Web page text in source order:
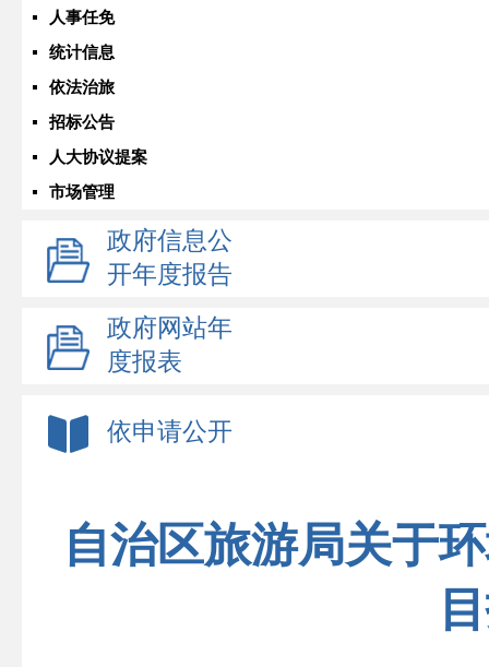
人事任免
统计信息
依法治旅
招标公告
人大协议提案
市场管理
政府信息公
开年度报告
政府网站年
度报表
依申请公开
自治区旅游局关于